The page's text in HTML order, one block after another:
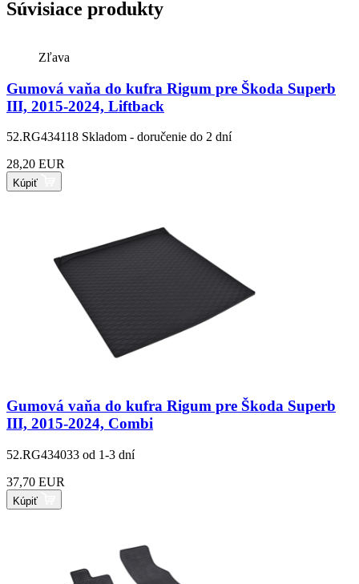
Súvisiace produkty
Zľava
Gumová vaňa do kufra Rigum pre Škoda Superb
III, 2015-2024, Liftback
52.RG434118 Skladom - doručenie do 2 dní
28,20 EUR
Kúpiť
Gumová vaňa do kufra Rigum pre Škoda Superb
III, 2015-2024, Combi
52.RG434033 od 1-3 dní
37,70 EUR
Kúpiť